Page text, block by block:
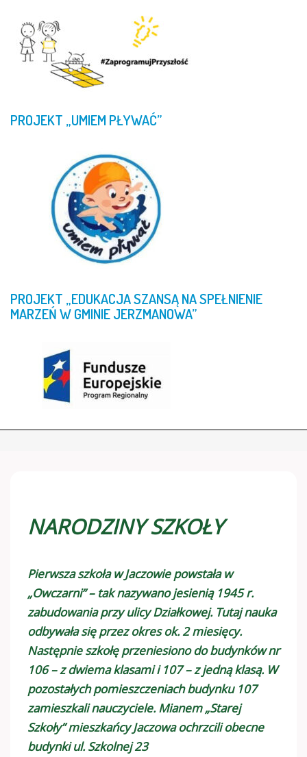
PROJEKT „UMIEMPŁYWAĆ”
PROJEKT „EDUKACJASZANSĄNASPEŁNIENIE
MARZEŃWGMINIEJERZMANOWA”
NARODZINY SZKOŁY
Pierwsza szkoła w Jaczowie powstała w
„Owczarni” – tak nazywano jesienią 1945 r.
zabudowania przy ulicy Działkowej. Tutaj nauka
odbywała się przez okres ok. 2 miesięcy.
Następnie szkołę przeniesiono do budynków nr
106 – z dwiema klasami i 107 – z jedną klasą. W
pozostałych pomieszczeniach budynku 107
zamieszkali nauczyciele. Mianem „Starej
Szkoły” mieszkańcy Jaczowa ochrzcili obecne
budynki ul. Szkolnej 23